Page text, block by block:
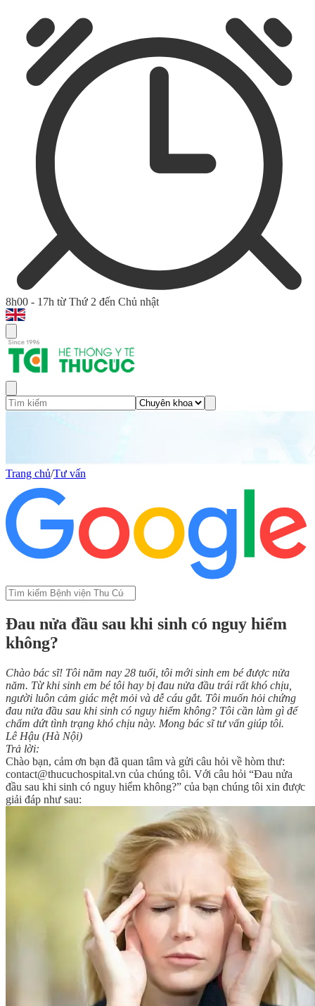
8h00 - 17h từ Thứ 2 đến Chủ nhật
Trang chủ/Tư vấn
Đau nửa đầu sau khi sinh có nguy hiểm
không?
Chào bác sĩ! Tôi năm nay 28 tuổi, tôi mới sinh em bé được nửa
năm. Từ khi sinh em bé tôi hay bị đau nửa đầu trái rất khó chịu,
người luôn cảm giác mệt mỏi và dễ cáu gắt. Tôi muốn hỏi chứng
đau nửa đầu sau khi sinh có nguy hiểm không? Tôi cần làm gì để
chấm dứt tình trạng khó chịu này. Mong bác sĩ tư vấn giúp tôi.
Lê Hậu (Hà Nội)
Trả lời:
Chào bạn, cảm ơn bạn đã quan tâm và gửi câu hỏi về hòm thư:
contact@thucuchospital.vn của chúng tôi. Với câu hỏi “Đau nửa
đầu sau khi sinh có nguy hiểm không?” của bạn chúng tôi xin được
giải đáp như sau: